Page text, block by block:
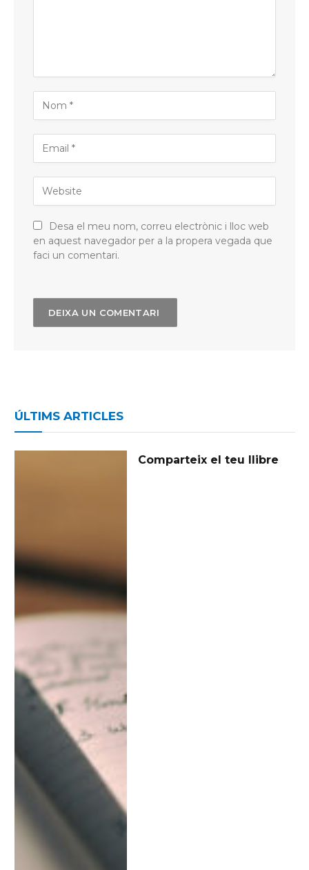
Desa el meu nom, correu electrònic i lloc web
en aquest navegador per a la propera vegada que
faci un comentari.
ÚLTIMS ARTICLES
Comparteix el teu llibre